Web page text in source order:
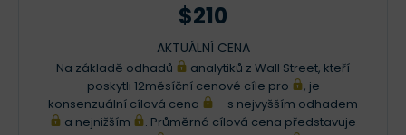
$210
AKTUÁLNÍ CENA
Na základě odhadů
analytiků z Wall Street, kteří
poskytli 12měsíční cenové cíle pro
, je
konsenzuální cílová cena
– s nejvyšším odhadem
a nejnižším
. Průměrná cílová cena představuje